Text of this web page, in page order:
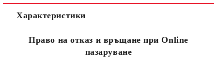
Съгласен съм сПолитиката за лични данни
Ние ще се свържем с вас в рамките на работния ден.
Характеристики
Право на отказ и връщане при Online
пазаруване